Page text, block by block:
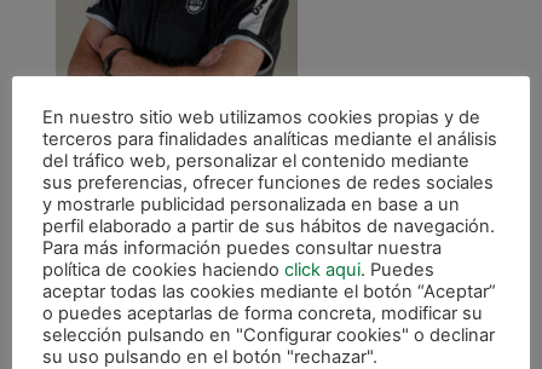
ANTERIOR
Equipo
En nuestro sitio web utilizamos cookies propias y de
terceros para finalidades analíticas mediante el análisis
del tráfico web, personalizar el contenido mediante
sus preferencias, ofrecer funciones de redes sociales
y mostrarle publicidad personalizada en base a un
perfil elaborado a partir de sus hábitos de navegación.
Para más información puedes consultar nuestra
política de cookies haciendo click aqui. Puedes
aceptar todas las cookies mediante el botón “Aceptar”
o puedes aceptarlas de forma concreta, modificar su
selección pulsando en "Configurar cookies" o declinar
su uso pulsando en el botón "rechazar".